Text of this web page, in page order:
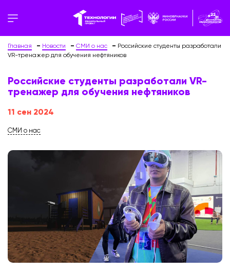
Главная Новости СМИ о нас
Российские студенты разработали
VR-тренажер для обучения нефтяников
Российские студенты разработали VR-
тренажер для обучения нефтяников
11 сен 2024
СМИ о нас